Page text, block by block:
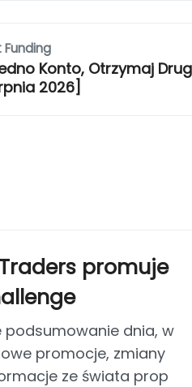
Konto, Otrzymaj
2026]
promuje
podsumowanie dnia, w
promocje, zmiany
ze świata prop